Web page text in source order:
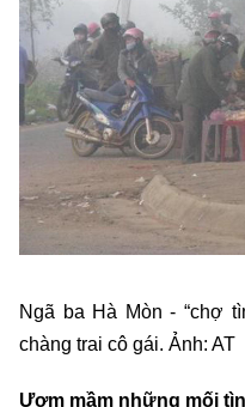
Ngã ba Hà Mòn - “chợ
chàng trai cô gái. Ảnh: AT
Ươm mầm những mối